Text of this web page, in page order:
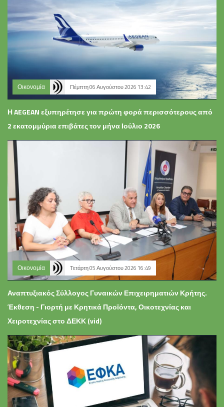
Οικονομία Πέμπτη 06 Αυγούστου 2026 13:42
Η AEGEAN εξυπηρέτησε για πρώτη φορά περισσότερους από
2 εκατομμύρια επιβάτες τον μήνα Ιούλιο 2026
Οικονομία Τετάρτη 05 Αυγούστου 2026 16:49
Αναπτυξιακός Σύλλογος Γυναικών Επιχειρηματιών Κρήτης.
Έκθεση - Γιορτή με Κρητικά Προϊόντα, Οικοτεχνίας και
Χειροτεχνίας στο ΔΕΚΚ (vid)